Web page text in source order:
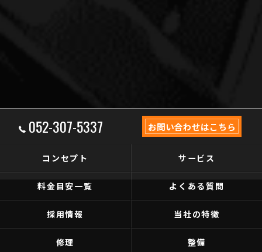
052-307-5337 お問い合わせはこちら
コンセプト サービス
料金目安一覧 よくある質問
採用情報 当社の特徴
修理 整備